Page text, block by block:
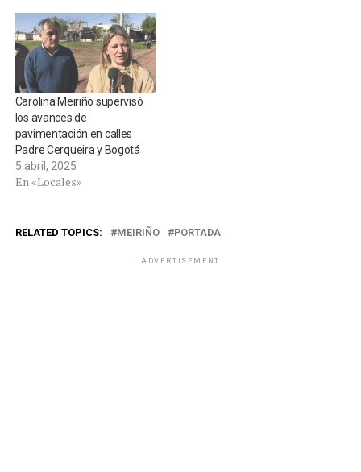
Carolina Meiriño supervisó
los avances de
pavimentación en calles
Padre Cerqueira y Bogotá
5 abril, 2025
En «Locales»
RELATED TOPICS: MEIRIÑO PORTADA
ADVERTISEMENT